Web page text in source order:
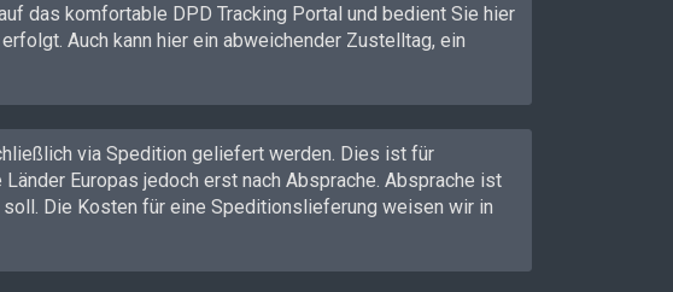
das komfortable DPD Tracking Portal und bedient Sie hier
Auch kann hier ein abweichender Zustelltag, ein
via Spedition geliefert werden. Dies ist für
Europas jedoch erst nach Absprache. Absprache ist
Die Kosten für eine Speditionslieferung weisen wir in